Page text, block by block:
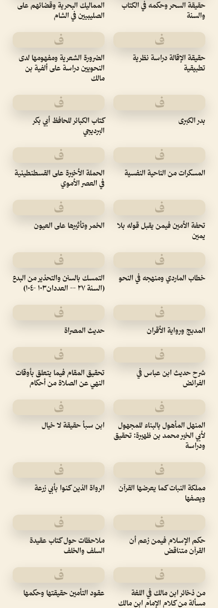
حقيقة السحر وحكمه في الكتاب
والسنة
المماليك البحرية وقضائهم على
الصليبيين في الشام
ف
حقيقة الإقالة دراسة نظرية
تطبيقية
ف
الضرورة الشعرية ومفهومها لدى
النحويين دراسة على ألفية بن
مالك
ف
بدر الكبرى
ف
كتاب الكبائر للحافظ أبي بكر
البرديجي
ف
المسكرات من الناحية النفسية
ف
الحملة الأخيرة على القسطنطينية
في العصر الأموي
ف
تحفة الأمين فيمن يقبل قوله بلا
يمين
ف
الخمر وتأثيرها على العيون
ف
خطاب الماردي ومنهجه في النحو
ف
التمسك بالسنن والتحذير من البدع
(السنة ٢٧ -- العددان١٠٣ -١٠٤)
ف
المدبج ورواية الأقران
ف
حديث المصراة
ف
شرح حديث ابن عباس في
الفرائض
ف
تحقيق المقام فيما يتعلق بأوقات
النهي عن الصلاة من أحكام
ف
المنهل المأهول بالبناء للمجهول
لأبي الخير محمد بن ظهيرة: تحقيق
ودراسة
ف
ابن سبأ حقيقة لا خيال
ف
مملكة النبات كما يعرضها القرآن
ويصفها
ف
الرواة الذين كنوا بأبي زرعة
ف
حكم الإسلام فيمن زعم أن
القرآن متناقض
ف
ملاحظات حول كتاب عقيدة
السلف والخلف
ف
من ذخائر ابن مالك في اللغة
مسألة من كلام الإمام ابن مالك
ف
عقود التأمين حقيقتها وحكمها